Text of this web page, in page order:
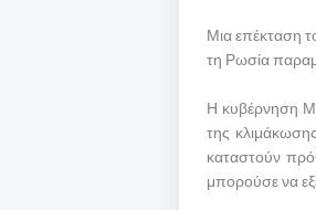
Μια επέκταση
τη Ρωσία
Η κυβέρνηση
της
καταστούν
μπορούσε να